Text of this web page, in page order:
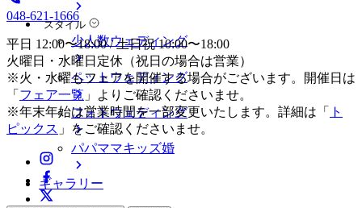
スタイル
少人数ウェディング
ペットウェディング
フォトウェディング
パパママキッズ婚
ギャラリー
048-621-1666
平日 12:00〜18:00 / 土日祝 10:00〜18:00
火曜日・水曜日定休（祝日の場合は営業）
※火・水曜もフェアを開催する場合がございます。開催日は
「フェア一覧 」よりご確認くださいませ。
※年末年始は営業時間を一部変更いたします。詳細は「 ト
ピックス 」をご確認くださいませ。